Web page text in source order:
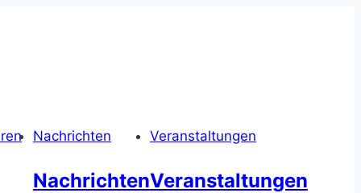
Nachrichten
Nachrichten
Veranstaltungen
Veranstaltungen